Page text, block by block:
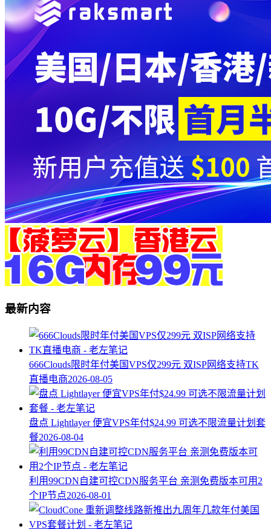
最新内容
666Clouds限时年付美国VPS仅299元 双ISP网络支持TK
直播电商2026-08-05
盘点 Lightlayer 便宜VPS年付$24.99 可选不限流量计划套
餐2026-08-04
利用99CDN自建可控CDN服务平台 亲测免费版本可用2
个IP节点2026-08-01